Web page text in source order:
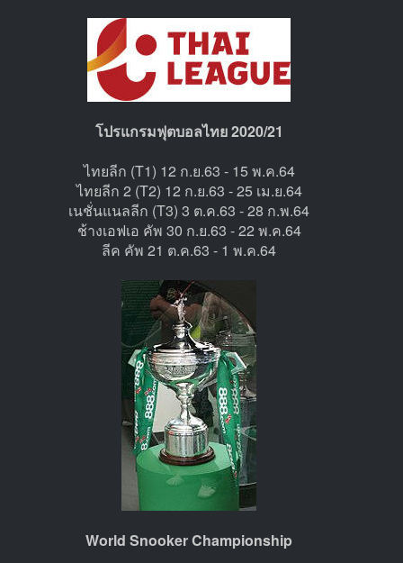
โปรแกรมฟุตบอลไทย 2020/21
ไทยลีก (T1) 12 ก.ย.63 - 15 พ.ค.64
ไทยลีก 2 (T2) 12 ก.ย.63 - 25 เม.ย.64
เนชั่นแนลลีก (T3) 3 ต.ค.63 - 28 ก.พ.64
ช้างเอฟเอ คัพ 30 ก.ย.63 - 22 พ.ค.64
ลีค คัพ 21 ต.ค.63 - 1 พ.ค.64
World Snooker Championship